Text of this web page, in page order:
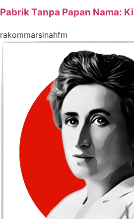
Pabrik Tanpa Papan Nama:
rakommarsinahfm